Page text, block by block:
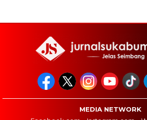
MEDIA NETWORK